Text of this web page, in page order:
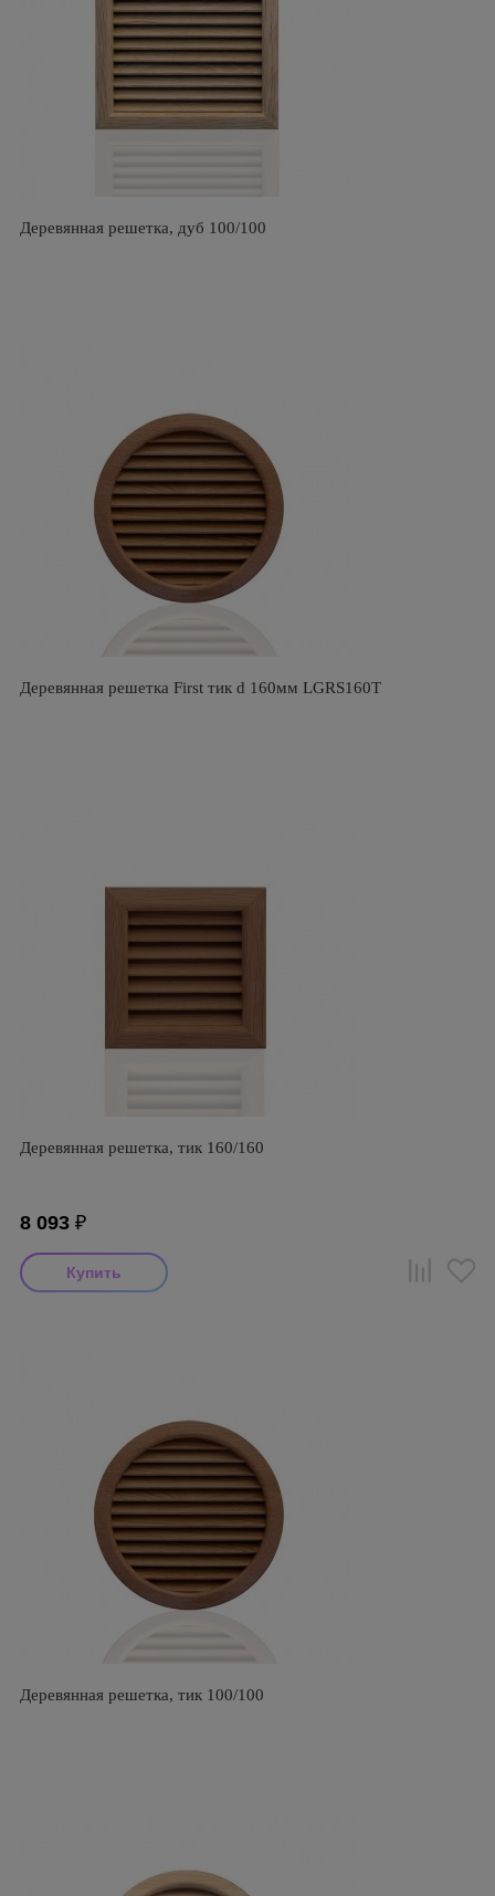
Деревянная решетка, дуб 100/100
Деревянная решетка First тик d 160мм LGRS160T
Деревянная решетка, тик 160/160
8 093 ₽
Деревянная решетка, тик 100/100